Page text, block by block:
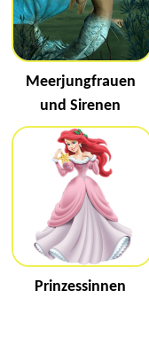
Meerjungfrauen
und Sirenen
Prinzessinnen